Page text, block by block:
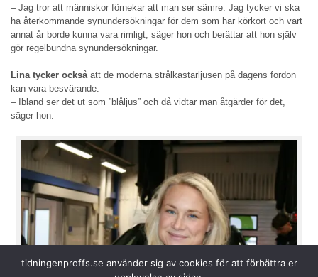
– Jag tror att människor förnekar att man ser sämre. Jag tycker vi ska
ha återkommande synundersökningar för dem som har körkort och vart
annat år borde kunna vara rimligt, säger hon och berättar att hon själv
gör regelbundna synundersökningar.
Lina tycker ocksåatt de moderna strålkastarljusen på dagens fordon
kan vara besvärande.
– Ibland ser det ut som ”blåljus” och då vidtar man åtgärder för det,
säger hon.
tidningenproffs.se använder sig av cookies för att förbättra er